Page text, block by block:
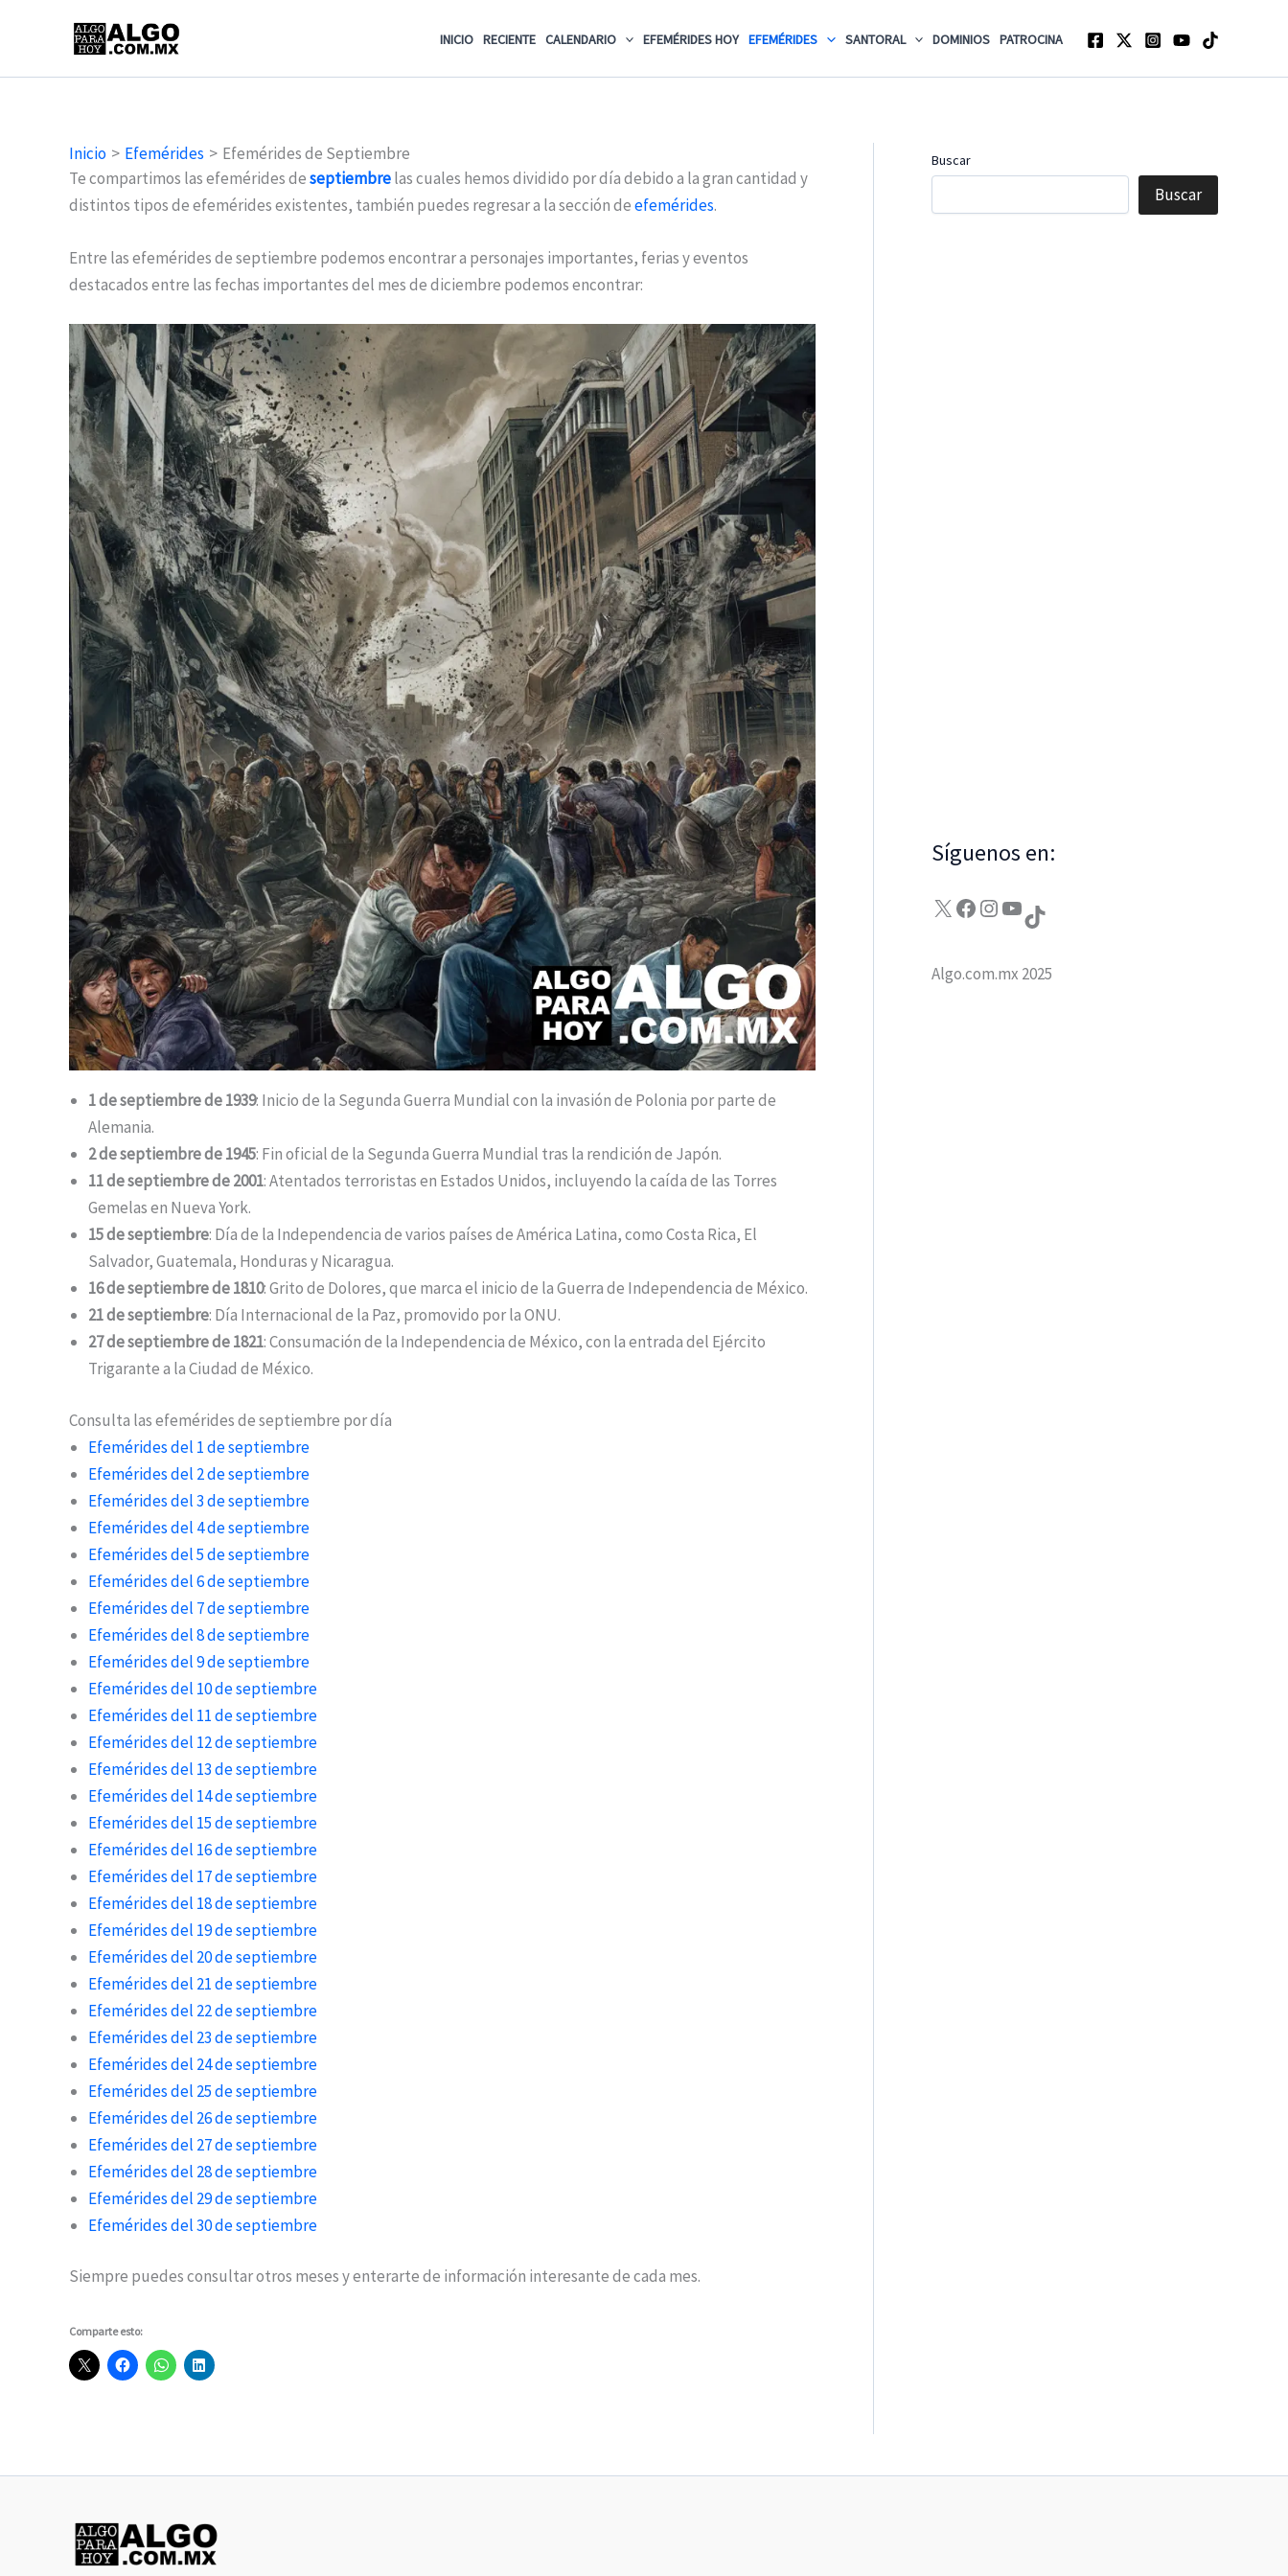
INICIO RECIENTE CALENDARIO EFEMÉRIDES HOY EFEMÉRIDES SANTORAL DOMINIOS PATROCINA
Inicio Efemérides
Efemérides de Septiembre
Te compartimos las efemérides deseptiembrelas cuales hemos dividido por día debido a la gran cantidad y
distintos tipos de efemérides existentes, también puedes regresar a la sección deefemérides.
Entre las efemérides de septiembre podemos encontrar a personajes importantes, ferias y eventos
destacados entre las fechas importantes del mes de diciembre podemos encontrar:
1 de septiembre de 1939: Inicio de la Segunda Guerra Mundial con la invasión de Polonia por parte de
Alemania.
2 de septiembre de 1945: Fin oficial de la Segunda Guerra Mundial tras la rendición de Japón.
11 de septiembre de 2001: Atentados terroristas en Estados Unidos, incluyendo la caída de las Torres
Gemelas en Nueva York.
15 de septiembre: Día de la Independencia de varios países de América Latina, como Costa Rica, El
Salvador, Guatemala, Honduras y Nicaragua.
16 de septiembre de 1810: Grito de Dolores, que marca el inicio de la Guerra de Independencia de México.
21 de septiembre: Día Internacional de la Paz, promovido por la ONU.
27 de septiembre de 1821: Consumación de la Independencia de México, con la entrada del Ejército
Trigarante a la Ciudad de México.
Consulta las efemérides de septiembre por día
Efemérides del 1 de septiembre
Efemérides del 2 de septiembre
Efemérides del 3 de septiembre
Efemérides del 4 de septiembre
Efemérides del 5 de septiembre
Efemérides del 6 de septiembre
Efemérides del 7 de septiembre
Efemérides del 8 de septiembre
Efemérides del 9 de septiembre
Efemérides del 10 de septiembre
Efemérides del 11 de septiembre
Efemérides del 12 de septiembre
Efemérides del 13 de septiembre
Efemérides del 14 de septiembre
Efemérides del 15 de septiembre
Efemérides del 16 de septiembre
Efemérides del 17 de septiembre
Efemérides del 18 de septiembre
Efemérides del 19 de septiembre
Efemérides del 20 de septiembre
Efemérides del 21 de septiembre
Efemérides del 22 de septiembre
Efemérides del 23 de septiembre
Efemérides del 24 de septiembre
Efemérides del 25 de septiembre
Efemérides del 26 de septiembre
Efemérides del 27 de septiembre
Efemérides del 28 de septiembre
Efemérides del 29 de septiembre
Efemérides del 30 de septiembre
Siempre puedes consultar otros meses y enterarte de información interesante de cada mes.
Comparte esto:
Buscar
Buscar
Síguenos en:
X Facebook Instagram YouTube TikTok
Algo.com.mx 2025